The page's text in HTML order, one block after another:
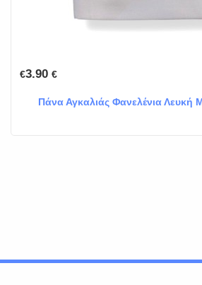
€3.90 €
Πάνα Αγκαλιάς Φανελένια Λευκή